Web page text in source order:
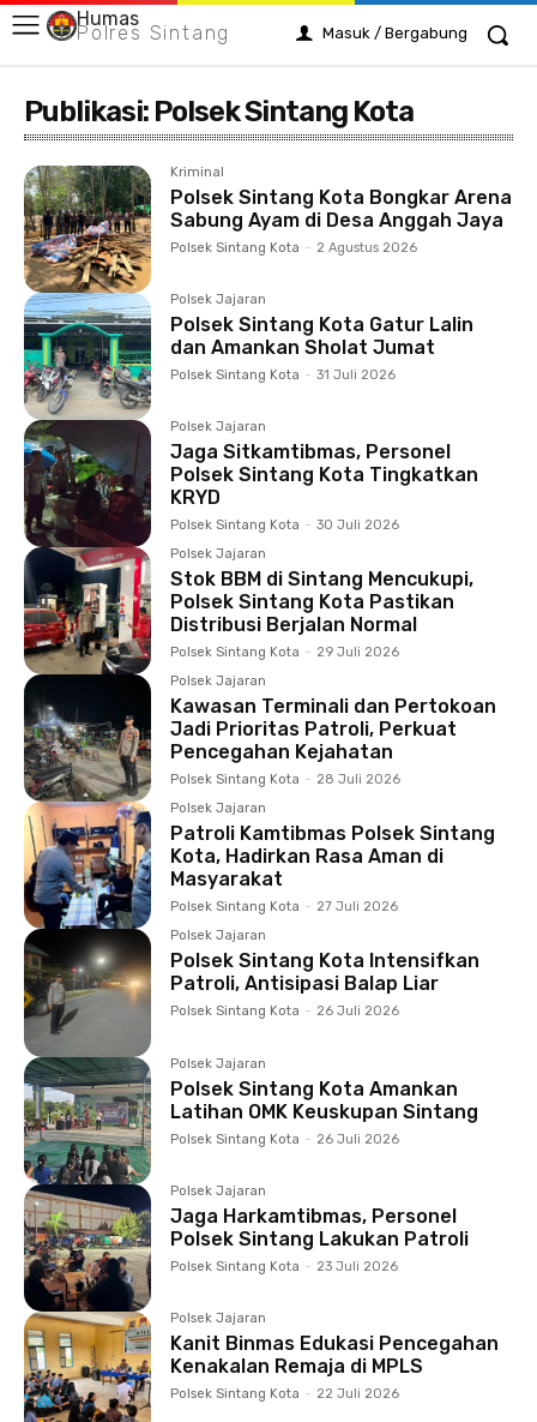
Humas
Polres Sintang Masuk / Bergabung
Publikasi: Polsek Sintang Kota
Kriminal
Polsek Sintang Kota Bongkar Arena
Sabung Ayam di Desa Anggah Jaya
Polsek Sintang Kota - 2 Agustus 2026
Polsek Jajaran
Polsek Sintang Kota Gatur Lalin
dan Amankan Sholat Jumat
Polsek Sintang Kota - 31 Juli 2026
Polsek Jajaran
Jaga Sitkamtibmas, Personel
Polsek Sintang Kota Tingkatkan
KRYD
Polsek Sintang Kota - 30 Juli 2026
Polsek Jajaran
Stok BBM di Sintang Mencukupi,
Polsek Sintang Kota Pastikan
Distribusi Berjalan Normal
Polsek Sintang Kota - 29 Juli 2026
Polsek Jajaran
Kawasan Terminali dan Pertokoan
Jadi Prioritas Patroli, Perkuat
Pencegahan Kejahatan
Polsek Sintang Kota - 28 Juli 2026
Polsek Jajaran
Patroli Kamtibmas Polsek Sintang
Kota, Hadirkan Rasa Aman di
Masyarakat
Polsek Sintang Kota - 27 Juli 2026
Polsek Jajaran
Polsek Sintang Kota Intensifkan
Patroli, Antisipasi Balap Liar
Polsek Sintang Kota - 26 Juli 2026
Polsek Jajaran
Polsek Sintang Kota Amankan
Latihan OMK Keuskupan Sintang
Polsek Sintang Kota - 26 Juli 2026
Polsek Jajaran
Jaga Harkamtibmas, Personel
Polsek Sintang Lakukan Patroli
Polsek Sintang Kota - 23 Juli 2026
Polsek Jajaran
Kanit Binmas Edukasi Pencegahan
Kenakalan Remaja di MPLS
Polsek Sintang Kota - 22 Juli 2026